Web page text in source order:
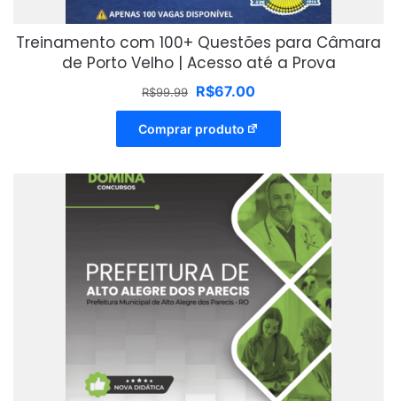
Treinamento com 100+ Questões para Câmara
de Porto Velho | Acesso até a Prova
R$99.99
O
preço
original
era:
R$67.00O
preço
atual
é:
Comprar produto